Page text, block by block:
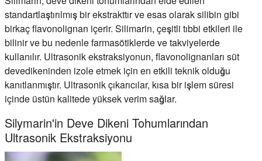
standartlaştırılmış bir ekstrakttır ve esas olarak silibin gibi
birkaç flavonolignan içerir. Silimarin, çeşitli tıbbi etkileri ile
bilinir ve bu nedenle farmasötiklerde ve takviyelerde
kullanılır. Ultrasonik ekstraksiyonun, flavonolignanları süt
devedikeninden izole etmek için en etkili teknik olduğu
kanıtlanmıştır. Ultrasonik çıkarıcılar, kısa bir işlem süresi
içinde üstün kalitede yüksek verim sağlar.
Silymarin'in Deve Dikeni Tohumlarından
Ultrasonik Ekstraksiyonu